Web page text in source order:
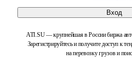
Вход
ATI.SU — крупнейшая в России биржа
Зарегистрируйтесь и получите доступ к
на перевозку грузов и